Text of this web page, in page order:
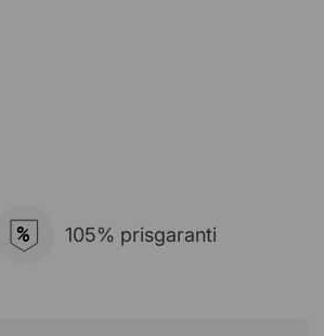
% 105% prisgaranti